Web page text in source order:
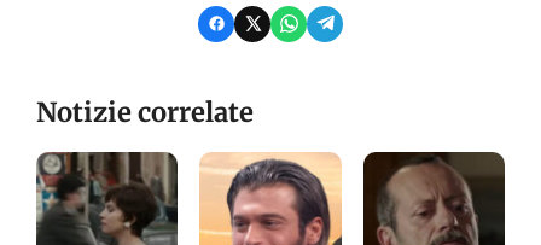
Notizie correlate